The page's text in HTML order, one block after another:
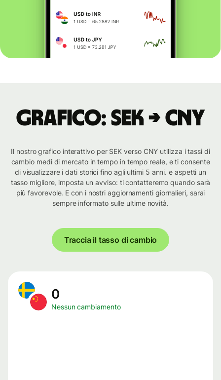
Grafico: SEK → CNY
Il nostro grafico interattivo per SEK verso CNY utilizza i tassi di
cambio medi di mercato in tempo in tempo reale, e ti consente
di visualizzare i dati storici fino agli ultimi 5 anni. e aspetti un
tasso migliore, imposta un avviso: ti contatteremo quando sarà
più favorevole. E con i nostri aggiornamenti giornalieri, sarai
sempre informato sulle ultime novità.
Traccia il tasso di cambio
0
Nessun cambiamento